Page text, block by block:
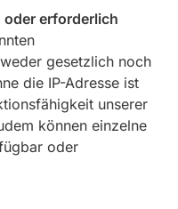
erforderlich
gesetzlich noch
die IP-Adresse ist
unserer
können einzelne
oder